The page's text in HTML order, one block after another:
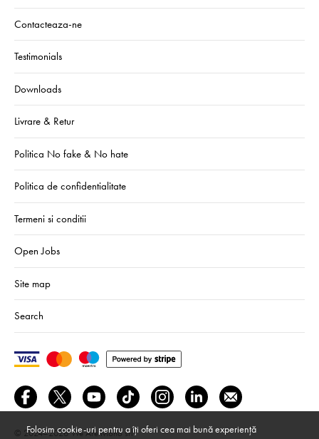
Contacteaza-ne
Testimonials
Downloads
Livrare & Retur
Politica No fake & No hate
Politica de confidentialitate
Termeni si conditii
Open Jobs
Site map
Search
© 2024–2026 We Are Mono srl
Folosim cookie-uri pentru a îți oferi cea mai bună experiență